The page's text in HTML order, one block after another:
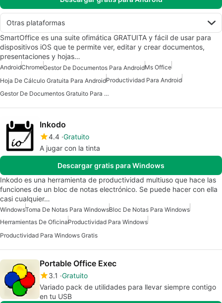
Otras plataformas
SmartOffice es una suite ofimática GRATUITA y fácil de usar para
dispositivos iOS que te permite ver, editar y crear documentos,
presentaciones y hojas…
AndroidChromeGestor De Documentos Para AndroidMs Office
Hoja De Cálculo Gratuita Para AndroidProductividad Para Android
Gestor De Documentos Gratuito Para Android
Inkodo
4.4 Gratuito
A jugar con la tinta
Descargar gratis para Windows
Inkodo es una herramienta de productividad multiuso que hace las
funciones de un bloc de notas electrónico. Se puede hacer con ella
casi cualquier…
WindowsToma De Notas Para WindowsBloc De Notas Para Windows
Herramientas De OficinaProductividad Para Windows
Productividad Para Windows Gratis
Portable Office Exec
3.1 Gratuito
Variado pack de utilidades para llevar siempre contigo
en tu USB